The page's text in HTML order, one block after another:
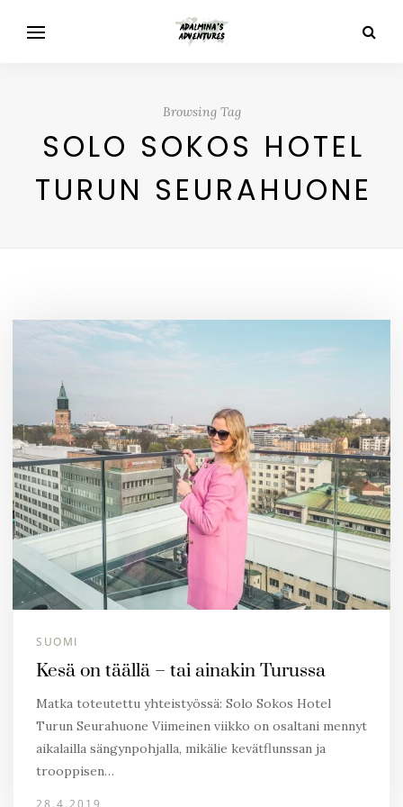
Browsing Tag
SOLO SOKOS HOTEL
TURUN SEURAHUONE
SUOMI
Kesä on täällä – tai ainakin Turussa
Matka toteutettu yhteistyössä: Solo Sokos Hotel
Turun Seurahuone Viimeinen viikko on osaltani mennyt
aikalailla sängynpohjalla, mikälie kevätflunssan ja
trooppisen…
28.4.2019